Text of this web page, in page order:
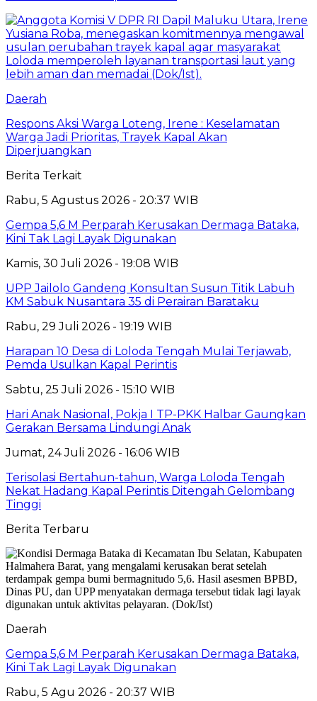
Daerah
Respons Aksi Warga Loteng, Irene : Keselamatan
Warga Jadi Prioritas, Trayek Kapal Akan
Diperjuangkan
Berita Terkait
Rabu, 5 Agustus 2026 - 20:37 WIB
Gempa 5,6 M Perparah Kerusakan Dermaga Bataka,
Kini Tak Lagi Layak Digunakan
Kamis, 30 Juli 2026 - 19:08 WIB
UPP Jailolo Gandeng Konsultan Susun Titik Labuh
KM Sabuk Nusantara 35 di Perairan Barataku
Rabu, 29 Juli 2026 - 19:19 WIB
Harapan 10 Desa di Loloda Tengah Mulai Terjawab,
Pemda Usulkan Kapal Perintis
Sabtu, 25 Juli 2026 - 15:10 WIB
Hari Anak Nasional, Pokja I TP-PKK Halbar Gaungkan
Gerakan Bersama Lindungi Anak
Jumat, 24 Juli 2026 - 16:06 WIB
Terisolasi Bertahun-tahun, Warga Loloda Tengah
Nekat Hadang Kapal Perintis Ditengah Gelombang
Tinggi
Berita Terbaru
Daerah
Gempa 5,6 M Perparah Kerusakan Dermaga Bataka,
Kini Tak Lagi Layak Digunakan
Rabu, 5 Agu 2026 - 20:37 WIB